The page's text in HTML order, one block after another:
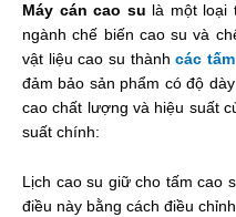
Máy cán cao su là một loại
ngành chế biến cao su và
vật liệu cao su thànhcác
đảm bảo sản phẩm có độ
cao chất lượng và hiệu suất
suất chính:
Lịch cao su giữ cho tấm cao
điều này bằng cách điều